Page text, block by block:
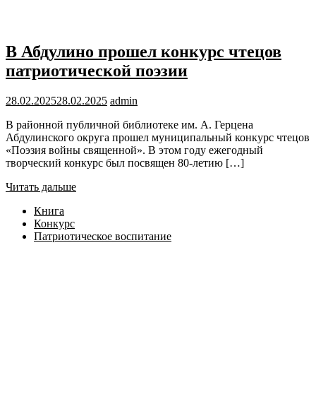
В Абдулино прошел конкурс чтецов
патриотической поэзии
28.02.202528.02.2025 admin
В районной публичной библиотеке им. А. Герцена
Абдулинского округа прошел муниципальный конкурс чтецов
«Поэзия войны священной». В этом году ежегодный
творческий конкурс был посвящен 80-летию […]
Читать дальше
Книга
Конкурс
Патриотическое воспитание